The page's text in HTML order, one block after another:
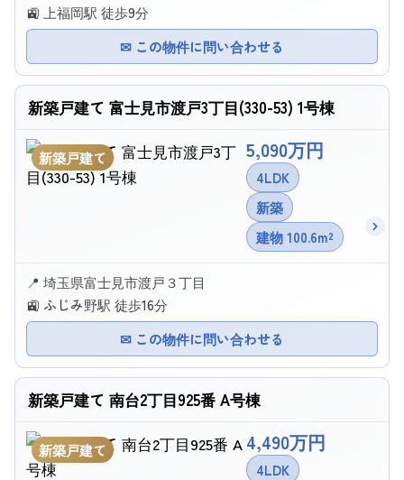
🚉 上福岡駅 徒歩9分
✉ この物件に問い合わせる
新築戸建て 富士見市渡戸3丁目(330-53) 1号棟
新築戸建て 5,090万円
4LDK
新築
建物 100.6m²
📍 埼玉県富士見市渡戸３丁目
🚉 ふじみ野駅 徒歩16分
✉ この物件に問い合わせる
新築戸建て 南台2丁目925番 A号棟
新築戸建て 4,490万円
4LDK